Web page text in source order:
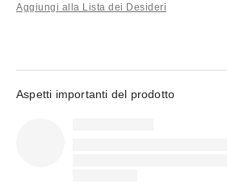
Aggiungi alla Lista dei Desideri
Aspetti importanti del prodotto